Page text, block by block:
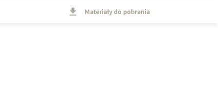
Materiały do pobrania